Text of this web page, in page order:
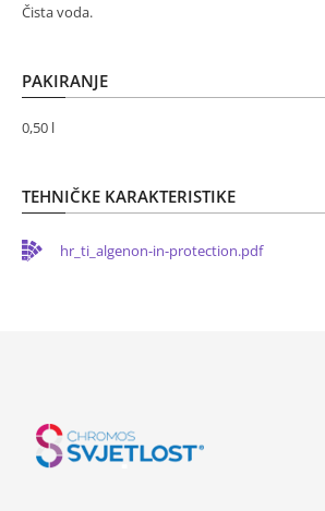
Čista voda.
PAKIRANJE
0,50 l
TEHNIČKE KARAKTERISTIKE
hr_ti_algenon-in-protection.pdf